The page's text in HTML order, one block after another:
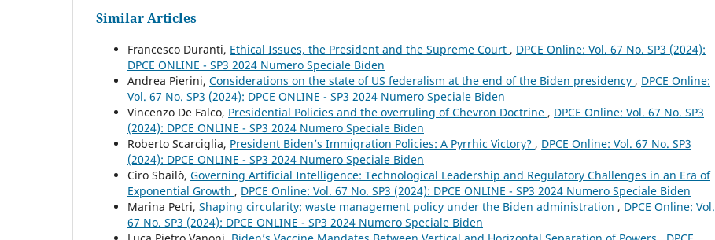
Similar Articles
Francesco Duranti, Ethical Issues, the President and the Supreme Court , DPCE Online: Vol. 67 No. SP3 (2024):
DPCE ONLINE - SP3 2024 Numero Speciale Biden
Andrea Pierini, Considerations on the state of US federalism at the end of the Biden presidency , DPCE Online:
Vol. 67 No. SP3 (2024): DPCE ONLINE - SP3 2024 Numero Speciale Biden
Vincenzo De Falco, Presidential Policies and the overruling of Chevron Doctrine , DPCE Online: Vol. 67 No. SP3
(2024): DPCE ONLINE - SP3 2024 Numero Speciale Biden
Roberto Scarciglia, President Biden’s Immigration Policies: A Pyrrhic Victory? , DPCE Online: Vol. 67 No. SP3
(2024): DPCE ONLINE - SP3 2024 Numero Speciale Biden
Ciro Sbailò, Governing Artificial Intelligence: Technological Leadership and Regulatory Challenges in an Era of
Exponential Growth , DPCE Online: Vol. 67 No. SP3 (2024): DPCE ONLINE - SP3 2024 Numero Speciale Biden
Marina Petri, Shaping circularity: waste management policy under the Biden administration , DPCE Online: Vol.
67 No. SP3 (2024): DPCE ONLINE - SP3 2024 Numero Speciale Biden